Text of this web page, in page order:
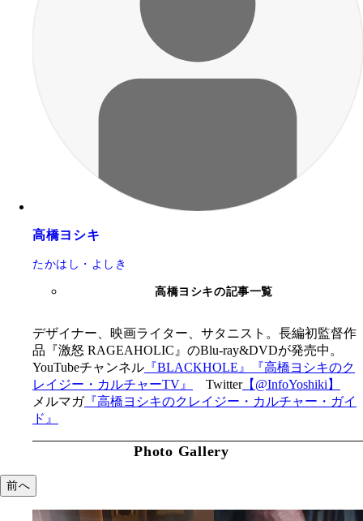
高橋ヨシキ
たかはし・よしき
高橋ヨシキの記事一覧
デザイナー、映画ライター、サタニスト。長編初監督作
品『激怒 RAGEAHOLIC』のBlu-ray&DVDが発売中。
YouTubeチャンネル 『BLACKHOLE』
『高橋ヨシキのク
レイジー・カルチャーTV』
Twitter【@InfoYoshiki】
メルマガ『高橋ヨシキのクレイジー・カルチャー・ガイ
ド』
Photo Gallery
前へ